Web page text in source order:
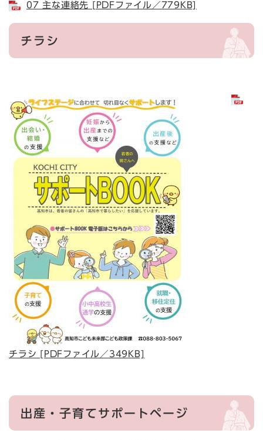
07 主な連絡先 [PDFファイル／779KB]
チラシ
チラシ [PDFファイル／349KB]
出産・子育てサポートページ